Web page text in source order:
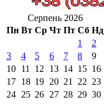
Серпень 2026
Пн Вт Ср Чт Пт Сб Нд
1
2
3
4 5 6 7 8
9
10 11 12 13 14 15 16
17 18 19 20 21 22 23
24 25 26 27 28 29 30